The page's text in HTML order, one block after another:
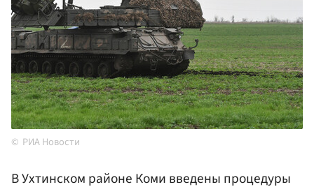
РИА Новости
В Ухтинском районе Коми введены процедуры